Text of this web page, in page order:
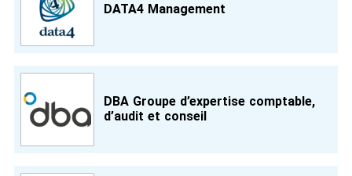
DATA4 Management
DBA Groupe d’expertise comptable,
d’audit et conseil